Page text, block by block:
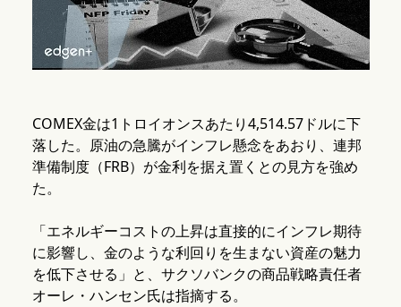
COMEX金は1トロイオンスあたり4,514.57ドルに下
落した。原油の急騰がインフレ懸念をあおり、連邦
準備制度（FRB）が金利を据え置くとの見方を強め
た。
「エネルギーコストの上昇は直接的にインフレ期待
に影響し、金のような利回りを生まない資産の魅力
を低下させる」と、サクソバンクの商品戦略責任者
オーレ・ハンセン氏は指摘する。